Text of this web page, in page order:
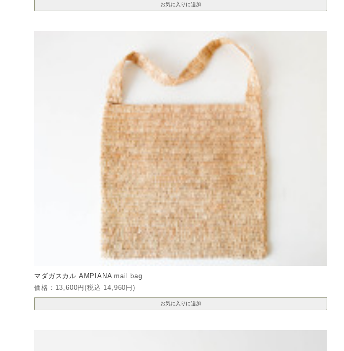
マダガスカル AMPIANA mail bag
価格：13,600円(税込 14,960円)